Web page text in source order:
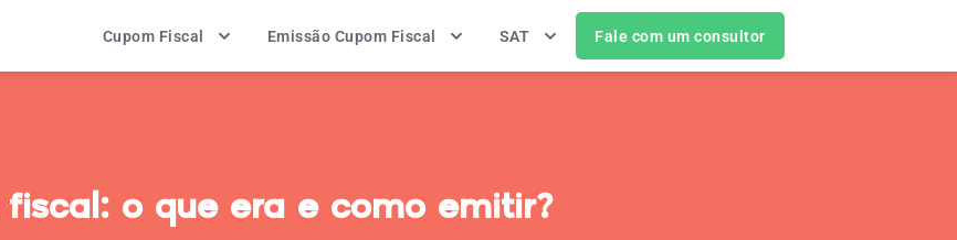
Cupom Fiscal Emissão Cupom Fiscal SAT Fale com um consultor
fiscal: o que era e como emitir?